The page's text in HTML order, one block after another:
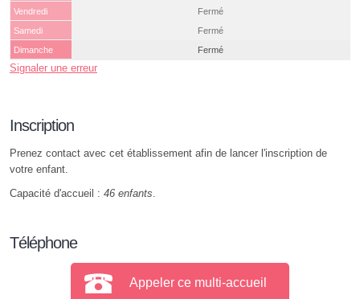
Vendredi
Fermé
Samedi
Fermé
Dimanche
Fermé
Signaler une erreur
Inscription
Prenez contact avec cet établissement afin de lancer l'inscription de
votre enfant.
Capacité d'accueil : 46 enfants
Téléphone
Appeler ce multi-accueil